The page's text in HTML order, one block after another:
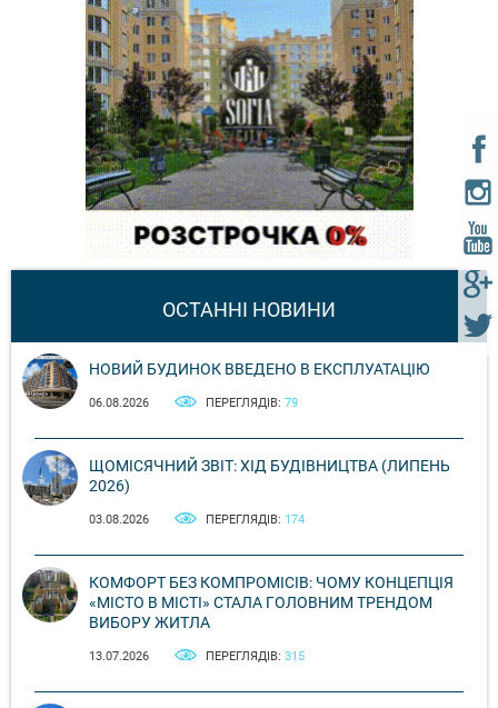
ОСТАННІ НОВИНИ
НОВИЙ БУДИНОК ВВЕДЕНО В ЕКСПЛУАТАЦІЮ
06.08.2026 ПЕРЕГЛЯДІВ: 79
ЩОМІСЯЧНИЙ ЗВІТ: ХІД БУДІВНИЦТВА (ЛИПЕНЬ
2026)
03.08.2026 ПЕРЕГЛЯДІВ: 174
КОМФОРТ БЕЗ КОМПРОМІСІВ: ЧОМУ КОНЦЕПЦІЯ
«МІСТО В МІСТІ» СТАЛА ГОЛОВНИМ ТРЕНДОМ
ВИБОРУ ЖИТЛА
13.07.2026 ПЕРЕГЛЯДІВ: 315